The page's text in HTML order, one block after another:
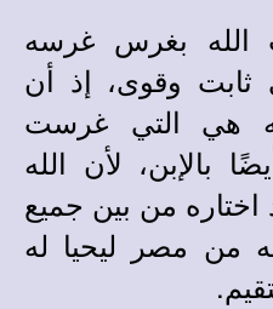
بغرس غرسه
ثابت وقوى، إذ أن
هي التي غرست
بالإبن، لأن الله
اختاره من بين جميع
من مصر ليحيا له